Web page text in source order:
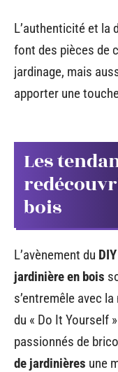
L’authenticité et la
font des pièces de
jardinage, mais
apporter une
Les
bois
L’avènement du DIY
jardinière en bois
s’entremêle avec
du « Do It Yourself
passionnés de
de jardinières une